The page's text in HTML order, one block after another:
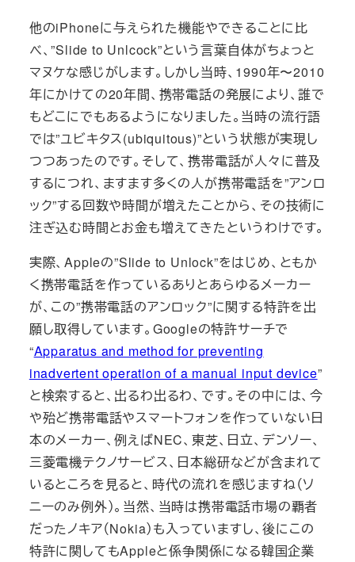
他のiPhoneに与えられた機能やできることに比
べ、”Slide to Unlcock”という言葉自体がちょっと
マヌケな感じがします。しかし当時、1990年〜2010
年にかけての20年間、携帯電話の発展により、誰で
もどこにでもあるようになりました。当時の流行語
では”ユビキタス(ubiquitous)”という状態が実現し
つつあったのです。そして、携帯電話が人々に普及
するにつれ、ますます多くの人が携帯電話を”アンロ
ック”する回数や時間が増えたことから、その技術に
注ぎ込む時間とお金も増えてきたというわけです。
実際、Appleの”Slide to Unlock”をはじめ、ともか
く携帯電話を作っているありとあらゆるメーカー
が、この”携帯電話のアンロック”に関する特許を出
願し取得しています。Googleの特許サーチで
“Apparatus and method for preventing
inadvertent operation of a manual input device”
と検索すると、出るわ出るわ、です。その中には、今
や殆ど携帯電話やスマートフォンを作っていない日
本のメーカー、例えばNEC、東芝、日立、デンソー、
三菱電機テクノサービス、日本総研などが含まれて
いるところを見ると、時代の流れを感じますね（ソ
ニーのみ例外）。当然、当時は携帯電話市場の覇者
だったノキア（Nokia）も入っていますし、後にこの
特許に関してもAppleと係争関係になる韓国企業